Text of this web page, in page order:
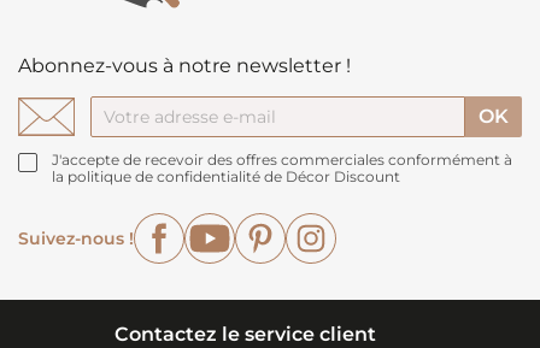
Abonnez-vous à notre newsletter !
J'accepte de recevoir des offres commerciales conformément à
la politique de confidentialité de Décor Discount
Suivez-nous !
FacebookYouTubePinterest
Contactez le service client